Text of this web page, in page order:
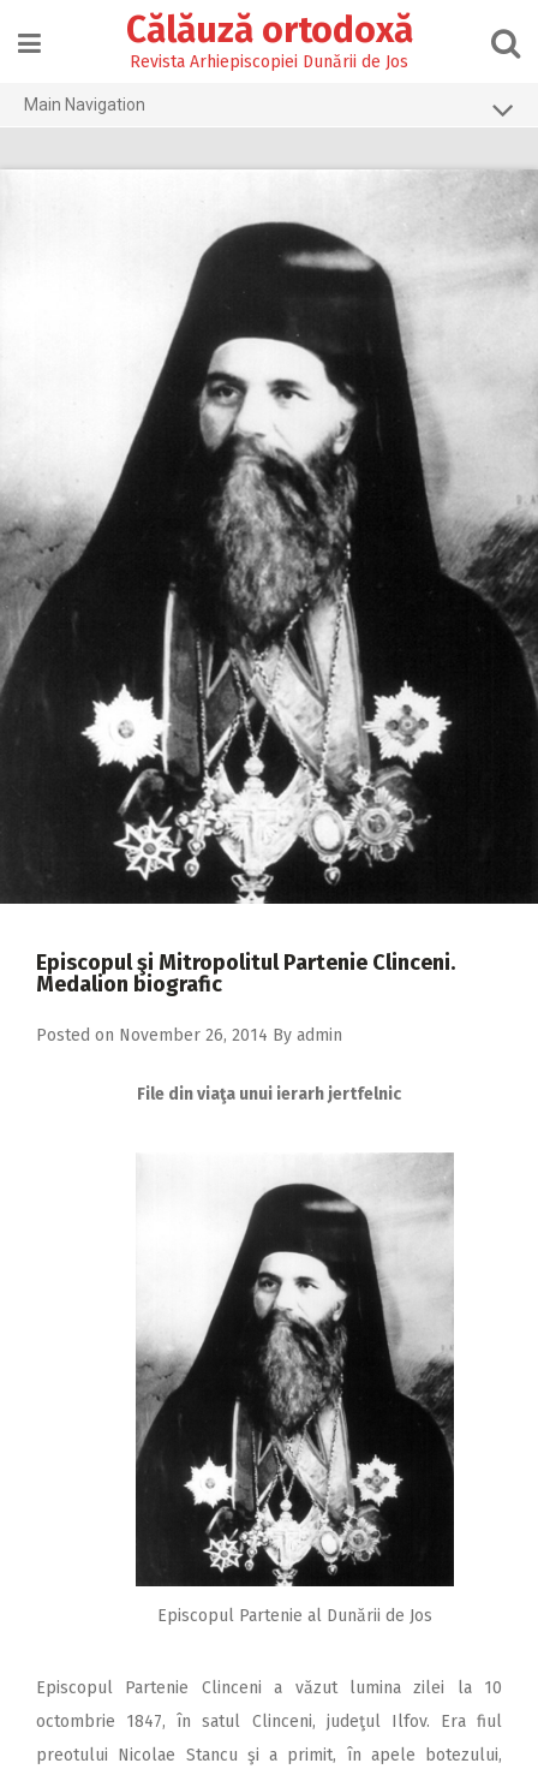
content
Călăuză ortodoxă
Revista Arhiepiscopiei Dunării de Jos
Main Navigation
2019
2018
2017
2016
2010
2009
Episcopul şi Mitropolitul Partenie Clinceni.
Medalion biografic
Posted on November 26, 2014 By admin
File din viaţa unui ierarh jertfelnic
Episcopul Partenie al Dunării de Jos
Episcopul Partenie Clinceni a văzut lumina zilei la 10
octombrie 1847, în satul Clinceni, judeţul Ilfov. Era fiul
preotului Nicolae Stancu şi a primit, în apele botezului,